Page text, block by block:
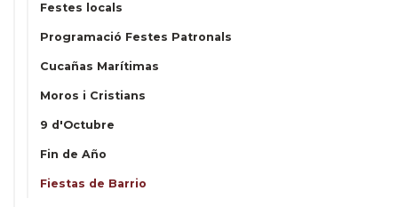
Festes locals
Programació Festes Patronals
Cucañas Marítimas
Moros i Cristians
9 d'Octubre
Fin de Año
Fiestas de Barrio